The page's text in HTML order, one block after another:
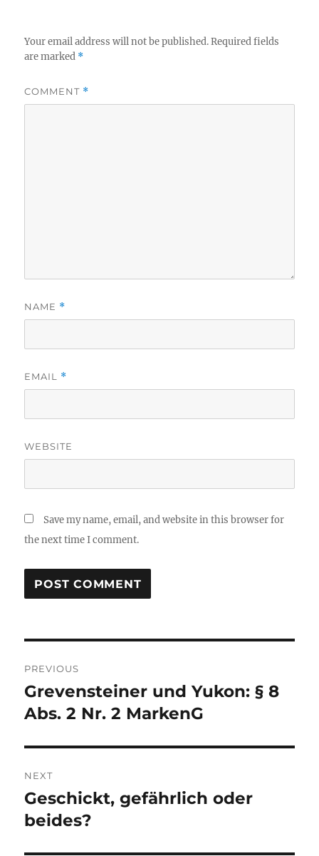
Your email address will not be published. Required fields
are marked *
COMMENT *
NAME *
EMAIL *
WEBSITE
Save my name, email, and website in this browser for
the next time I comment.
navigation
PREVIOUS
Previous
post:
Grevensteiner und Yukon: § 8
Abs. 2 Nr. 2 MarkenG
NEXT
Next
post:
Geschickt, gefährlich oder
beides?